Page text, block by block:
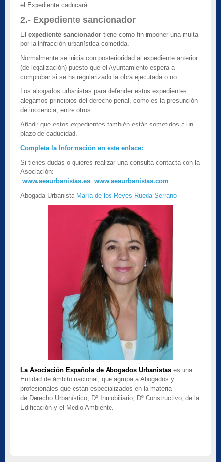
el Expediente caducará.
2.- Expediente sancionador
El expediente sancionador tiene como fin imponer una multa
por la infracción urbanística cometida.
Normalmente se inicia con posterioridad al expediente anterior
(de legalización) puesto que el Ayuntamiento espera a
comprobar si se ha regularizado la obra ejecutada o no.
Los abogados urbanistas para defender estos expedientes
alegamos principios del derecho penal, como es la presunción
de inocencia, entre otros.
Añadir que estos expedientes también están sometidos a un
plazo de caducidad.
Completa la Información en este enlace:
Si tienes dudas o quieres realizar una consulta contacta con la
Asociación:
www.aeaurbanistas.es www.aeaurbanistas.com
Abogada Urbanista María de los Reyes Rueda Serrano
La Asociación Española de Abogados Urbanistas es una
Entidad de ámbito nacional, que agrupa a Abogados y
profesionales que están especializados en la materia
de Derecho Urbanístico, Dº Inmobiliario, Dº Constructivo, de la
Edificación y el Medio Ambiente.